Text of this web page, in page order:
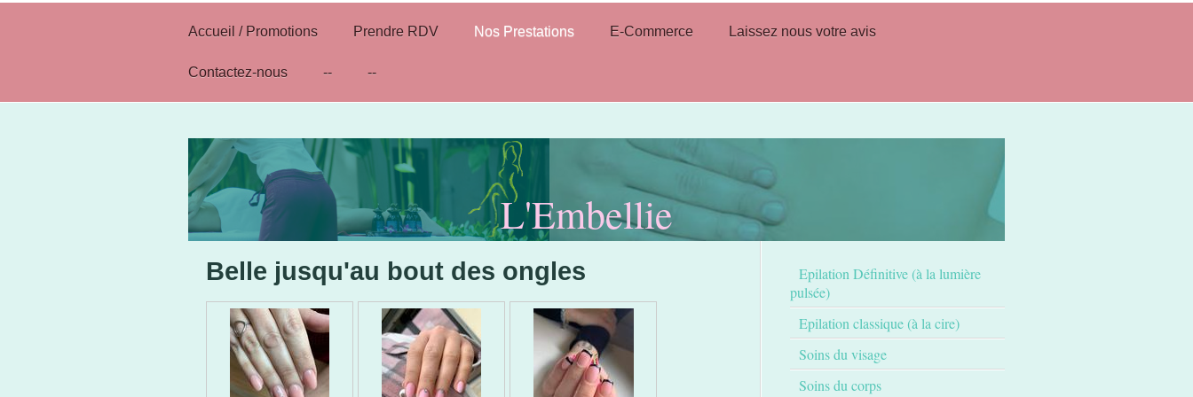
Accueil / Promotions Prendre RDV Nos Prestations E-Commerce Laissez nous votre avis
Contactez-nous -- --
L'Embellie
Belle jusqu'au bout des ongles
Epilation Définitive (à la lumière
pulsée)
Epilation classique (à la cire)
Soins du visage
Soins du corps